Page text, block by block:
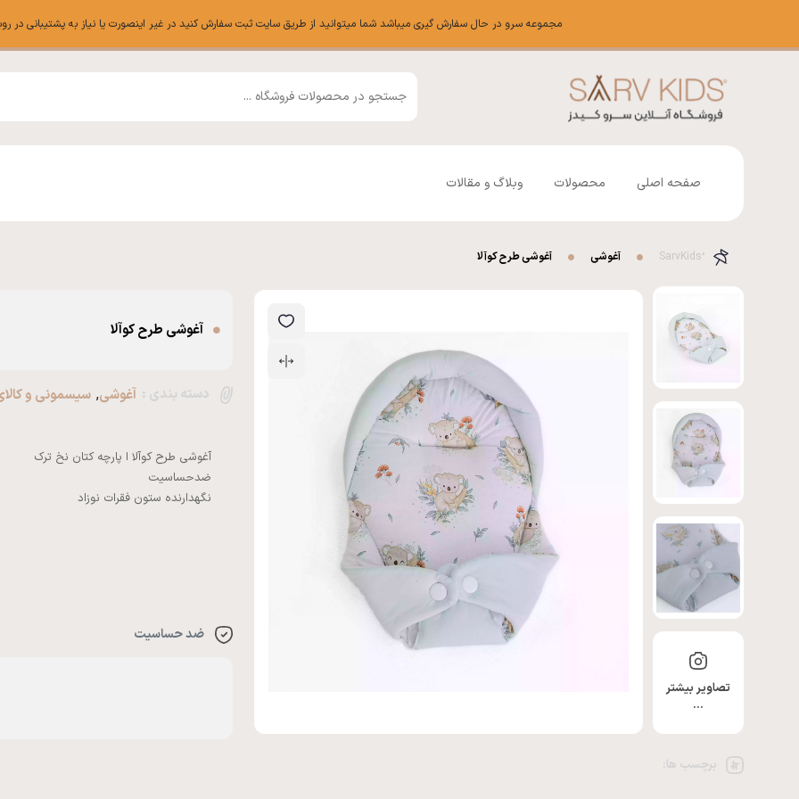
مجموعه سرو در حال سفارش گیری میباشد شما میتوانید از طریق سایت ثبت سفارش کنید در غیر اینصورت یا نیاز به پشتیبانی در روبیکا
صفحه اصلی محصولات وبلاگ و مقالات
آغوشی آغوشی طرح کوآلا
تصاویر بیشتر
…
آغوشی طرح کوآلا
دسته بندی : آغوشی, سیسمونی و
ضد حساسیت
برچسب ها: